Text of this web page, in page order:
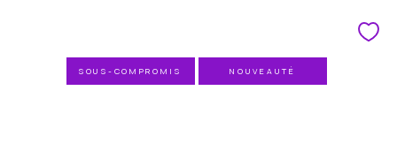
SOUS-COMPROMIS NOUVEAUTÉ